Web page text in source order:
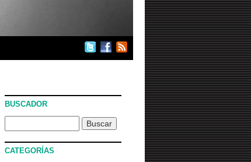
BUSCADOR
CATEGORÍAS